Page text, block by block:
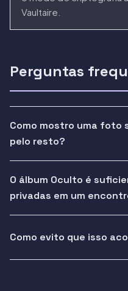
Vaultaire.
Perguntas
Como mostro uma foto
pelo resto?
O álbum Oculto é
privadas em um
Como evito que isso